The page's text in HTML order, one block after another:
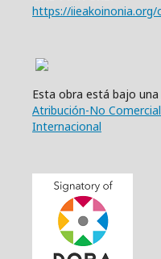
https://
Esta obra está bajo una
Atribución-No
Internacional